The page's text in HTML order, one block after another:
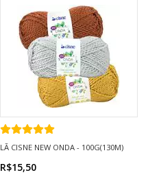
LÃ CISNE NEW ONDA - 100G(130M)
R$15,50